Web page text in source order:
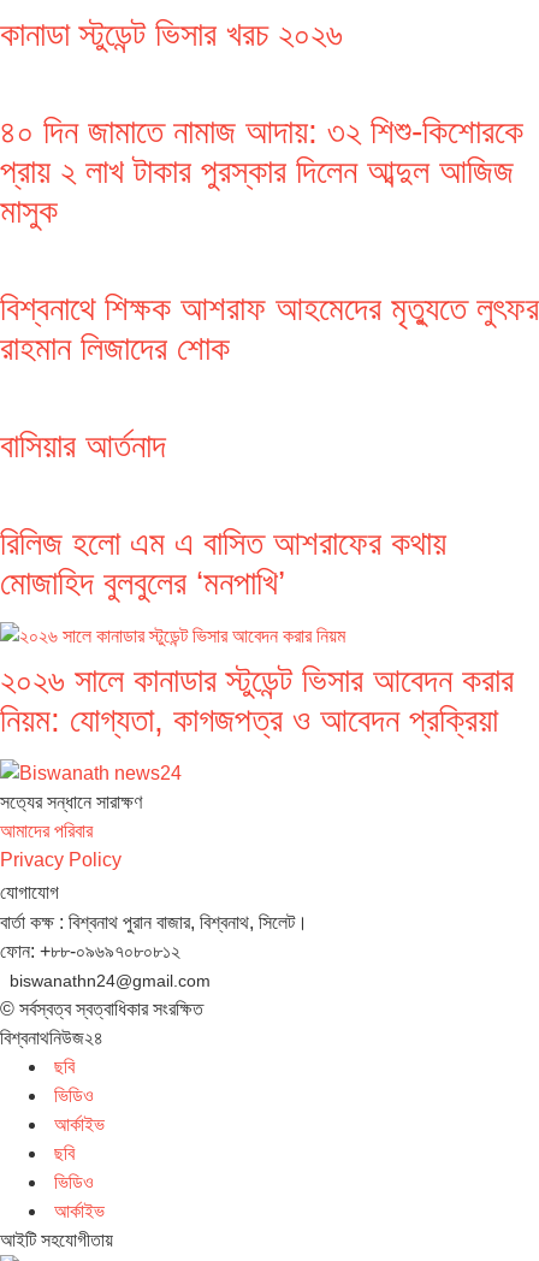
কানাডা স্টুডেন্ট ভিসার খরচ ২০২৬
৪০ দিন জামাতে নামাজ আদায়: ৩২ শিশু-কিশোরকে
প্রায় ২ লাখ টাকার পুরস্কার দিলেন আব্দুল আজিজ
মাসুক
বিশ্বনাথে শিক্ষক আশরাফ আহমেদের মৃত্যুতে লুৎফর
রাহমান লিজাদের শোক
বাসিয়ার আর্তনাদ
রিলিজ হলো এম এ বাসিত আশরাফের কথায়
মোজাহিদ বুলবুলের ‘মনপাখি’
২০২৬ সালে কানাডার স্টুডেন্ট ভিসার আবেদন করার
নিয়ম: যোগ্যতা, কাগজপত্র ও আবেদন প্রক্রিয়া
সত‌্যের সন্ধানে সারাক্ষণ
আমাদের পরিবার
Privacy Policy
যোগাযোগ
বার্তা কক্ষ : বিশ্বনাথ পুরান বাজার, বিশ্বনাথ, সিলেট।
ফোন: +৮৮-০৯৬৯৭০৮০৮১২
biswanathn24@gmail.com
© সর্বস্বত্ব স্বত্বাধিকার সংরক্ষিত
বিশ্বনাথনিউজ২৪
ছবি
ভিডিও
আর্কাইভ
ছবি
ভিডিও
আর্কাইভ
আইটি সহযোগীতায়